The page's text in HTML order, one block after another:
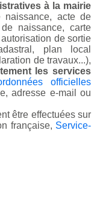
à la mairie
naissance, acte de
naissance, carte
de sortie
plan local
de travaux...),
les services
officielles
adresse e-mail ou
être effectuées sur
française, Service-